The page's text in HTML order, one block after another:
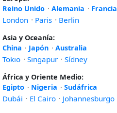
Reino Unido · Alemania · Francia
London · Paris · Berlin
Asia y Oceanía:
China · Japón · Australia
Tokio · Singapur · Sídney
África y Oriente Medio:
Egipto · Nigeria · Sudáfrica
Dubái · El Cairo · Johannesburgo